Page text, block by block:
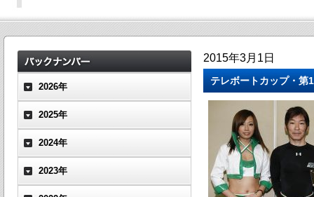
2026年
2025年
2024年
2023年
2015年3月1日
テレボートカップ・第